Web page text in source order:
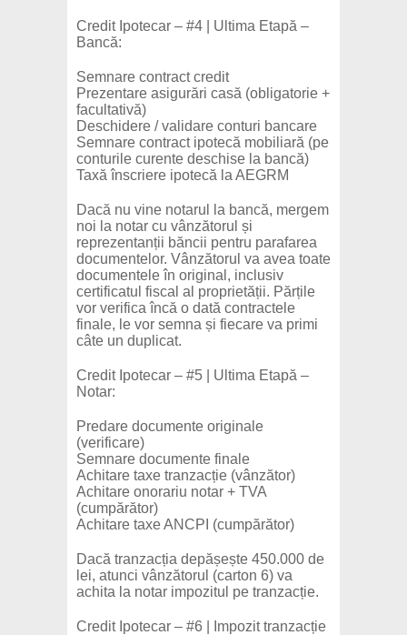
Credit Ipotecar – #4 | Ultima Etapă –
Bancă:
Semnare contract credit
Prezentare asigurări casă (obligatorie +
facultativă)
Deschidere / validare conturi bancare
Semnare contract ipotecă mobiliară (pe
conturile curente deschise la bancă)
Taxă înscriere ipotecă la AEGRM
Dacă nu vine notarul la bancă, mergem
noi la notar cu vânzătorul și
reprezentanții băncii pentru parafarea
documentelor. Vânzătorul va avea toate
documentele în original, inclusiv
certificatul fiscal al proprietății. Părțile
vor verifica încă o dată contractele
finale, le vor semna și fiecare va primi
câte un duplicat.
Credit Ipotecar – #5 | Ultima Etapă –
Notar:
Predare documente originale
(verificare)
Semnare documente finale
Achitare taxe tranzacție (vânzător)
Achitare onorariu notar + TVA
(cumpărător)
Achitare taxe ANCPI (cumpărător)
Dacă tranzacția depășește 450.000 de
lei, atunci vânzătorul (carton 6) va
achita la notar impozitul pe tranzacție.
Credit Ipotecar – #6 | Impozit tranzacție